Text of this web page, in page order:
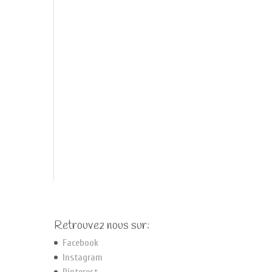
Retrouvez nous sur:
Facebook
Instagram